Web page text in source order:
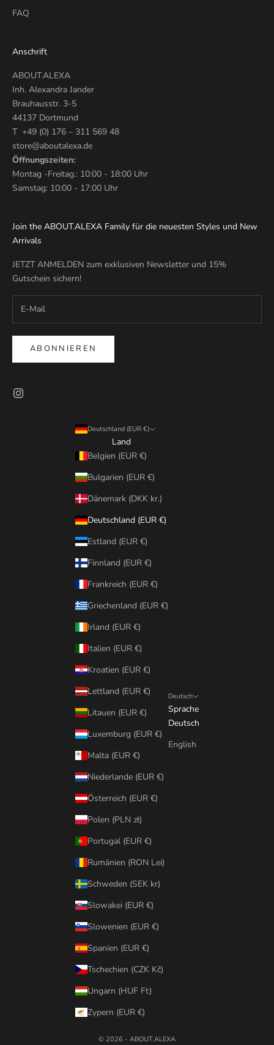
FAQ
Anschrift
ABOUT.ALEXA
Inh. Alexandra Jander
Brauhausstr. 3-5
44137 Dortmund
T +49 (0) 176 – 311 569 48
store@aboutalexa.de
Öffnungszeiten:
Montag -Freitag.: 10:00 - 18:00 Uhr
Samstag: 10:00 - 17:00 Uhr
Join the ABOUT.ALEXA Family für die neuesten Styles und New
Arrivals
JETZT ANMELDEN zum exklusiven Newsletter und 15%
Gutschein sichern!
ABONNIEREN
Deutschland (EUR €)
Land
Belgien (EUR €)
Bulgarien (EUR €)
Dänemark (DKK kr.)
Deutschland (EUR €)
Estland (EUR €)
Finnland (EUR €)
Frankreich (EUR €)
Griechenland (EUR €)
Irland (EUR €)
Italien (EUR €)
Kroatien (EUR €)
Lettland (EUR €)
Litauen (EUR €)
Luxemburg (EUR €)
Malta (EUR €)
Niederlande (EUR €)
Österreich (EUR €)
Polen (PLN zł)
Portugal (EUR €)
Rumänien (RON Lei)
Schweden (SEK kr)
Slowakei (EUR €)
Slowenien (EUR €)
Spanien (EUR €)
Tschechien (CZK Kč)
Ungarn (HUF Ft)
Zypern (EUR €)
Deutsch
Sprache
Deutsch
English
© 2026 - ABOUT.ALEXA